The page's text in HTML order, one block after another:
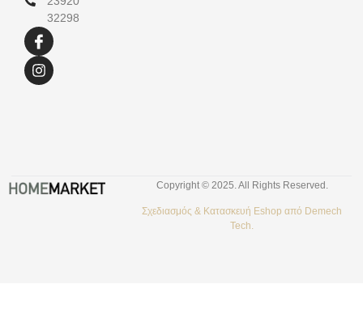
32298
Copyright © 2025. All Rights Reserved.
Σχεδιασμός & Κατασκευή Eshop από Demech
Tech.